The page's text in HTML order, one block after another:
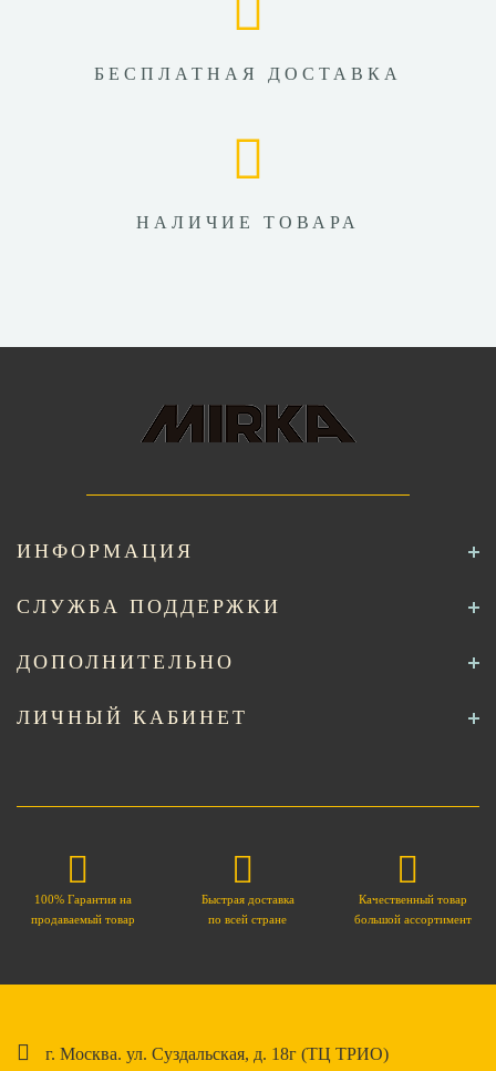
БЕСПЛАТНАЯ ДОСТАВКА
НАЛИЧИЕ ТОВАРА
ИНФОРМАЦИЯ
СЛУЖБА ПОДДЕРЖКИ
ДОПОЛНИТЕЛЬНО
ЛИЧНЫЙ КАБИНЕТ
100% Гарантия на
продаваемый товар
Быстрая доставка
по всей стране
Качественный товар
большой ассортимент
г. Москва. ул. Суздальская, д. 18г (ТЦ ТРИО)